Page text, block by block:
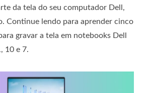
da tela do seu computador Dell,
Continue lendo para aprender cinco
gravar a tela em notebooks Dell
10 e 7.